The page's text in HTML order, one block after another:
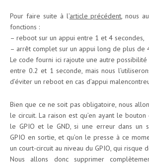
Pour faire suite à l’article précédent, nous
fonctions :
– reboot sur un appui entre 1 et 4 secondes,
– arrêt complet sur un appui long de plus de
Le code fourni ici rajoute une autre possibilité
entre 0.2 et 1 seconde, mais nous
d’éviter un reboot en cas d’appui
Bien que ce ne soit pas obligatoire, nous
le circuit. La raison est qu’en ayant le
le GPIO et le GND, si une erreur dans un
GPIO en sortie, et qu’on le presse à ce
un court-circuit au niveau du GPIO, qui risque
Nous allons donc supprimer